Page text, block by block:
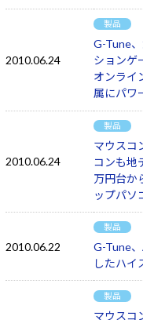
2010.06.24
製品
G-Tune
ションゲ
オンライ
属にパワ
2010.06.24
製品
マウスコ
コンも地
万円台か
ップパソ
2010.06.22
製品
G-Tune
したハイ
製品
マウスコ